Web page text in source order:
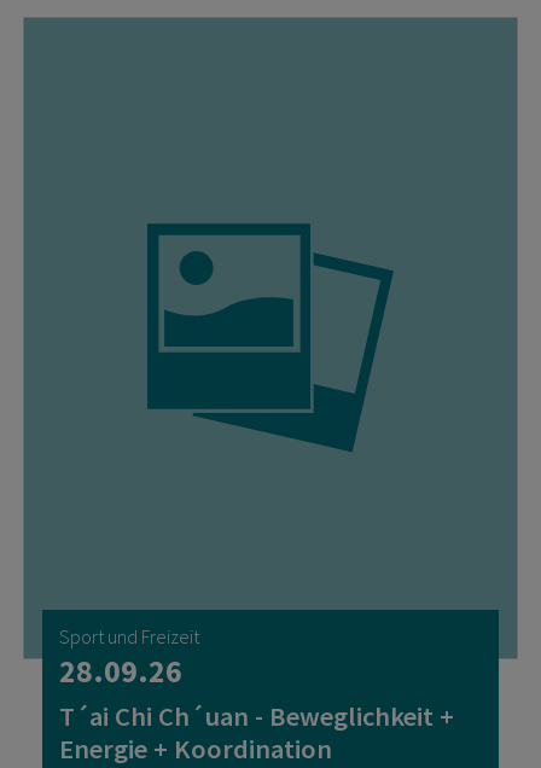
Sport und Freizeit
28.09.26
T´ai Chi Ch´uan - Beweglichkeit +
Energie + Koordination